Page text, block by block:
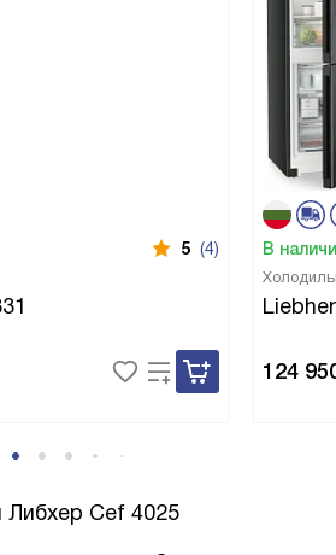
5 (4) В
124
Либхер Cef 4025